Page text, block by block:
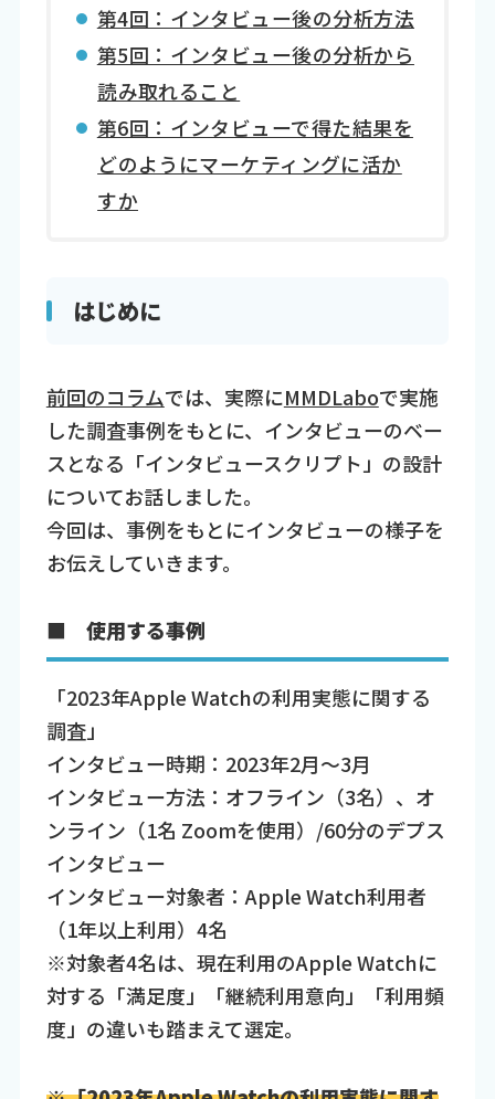
第4回：インタビュー後の分析方法
第5回：インタビュー後の分析から
読み取れること
第6回：インタビューで得た結果を
どのようにマーケティングに活か
すか
はじめに
前回のコラムでは、実際にMMDLaboで実施
した調査事例をもとに、インタビューのベー
スとなる「インタビュースクリプト」の設計
についてお話しました。
今回は、事例をもとにインタビューの様子を
お伝えしていきます。
■ 使用する事例
「2023年Apple Watchの利用実態に関する
調査」
インタビュー時期：2023年2月～3月
インタビュー方法：オフライン（3名）、オ
ンライン（1名 Zoomを使用）/60分のデプス
インタビュー
インタビュー対象者：Apple Watch利用者
（1年以上利用）4名
※対象者4名は、現在利用のApple Watchに
対する「満足度」「継続利用意向」「利用頻
度」の違いも踏まえて選定。